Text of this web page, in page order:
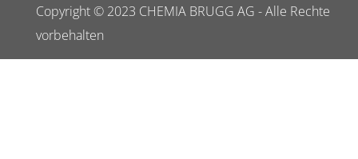
Copyright © 2023 CHEMIA BRUGG AG - Alle Rechte
vorbehalten